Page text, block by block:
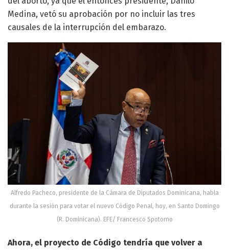
Medina, vetó su aprobación por no incluir las tres
causales de la interrupción del embarazo.
Alfredo Pacheco, presidente de la Cámara de Diputados Dominicana, habla
durante la sesión para votar el nuevo Código Penal, hoy, en Santo Domingo
(R. Dominicana). EFE/ Francesco Spotorno
Ahora, el proyecto de Código tendría que volver a